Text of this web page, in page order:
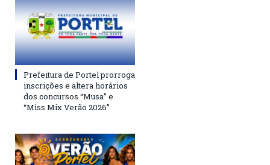
Prefeitura de Portel prorroga
inscrições e altera horários
dos concursos “Musa” e
“Miss Mix Verão 2026”